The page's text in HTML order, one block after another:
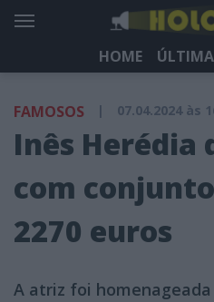
HOME
HOLOFOTE TV
FAMOSOS | 07.04.2024 às
Inês Herédia
com
2270 euros
A atriz foi